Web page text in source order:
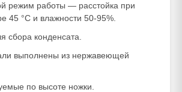
режим работы — расстойка при
45 °С и влажности 50-95%.
сбора конденсата.
выполнены из нержавеющей
по высоте ножки.